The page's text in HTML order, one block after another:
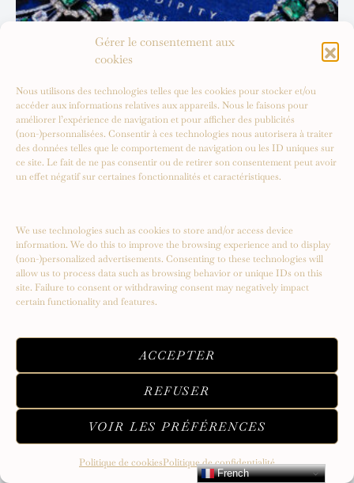
Gérer le consentement aux
cookies
Nous utilisons des technologies telles que les cookies pour stocker et/ou
accéder aux informations relatives aux appareils. Nous le faisons pour
améliorer l’expérience de navigation et pour afficher des publicités
(non-)personnalisées. Consentir à ces technologies nous autorisera à traiter
des données telles que le comportement de navigation ou les ID uniques sur
ce site. Le fait de ne pas consentir ou de retirer son consentement peut avoir
un effet négatif sur certaines fonctionnalités et caractéristiques.
We use technologies such as cookies to store and/or access device
information. We do this to improve the browsing experience and to display
(non-)personalized advertisements. Consenting to these technologies will
allow us to process data such as browsing behavior or unique IDs on this
site. Failure to consent or withdrawing consent may negatively impact
certain functionality and features.
ACCEPTER
REFUSER
VOIR LES PRÉFÉRENCES
Politique de cookiesPolitique de confidentialité
French